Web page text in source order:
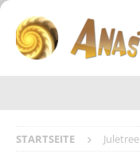
STARTSEITE Juletree